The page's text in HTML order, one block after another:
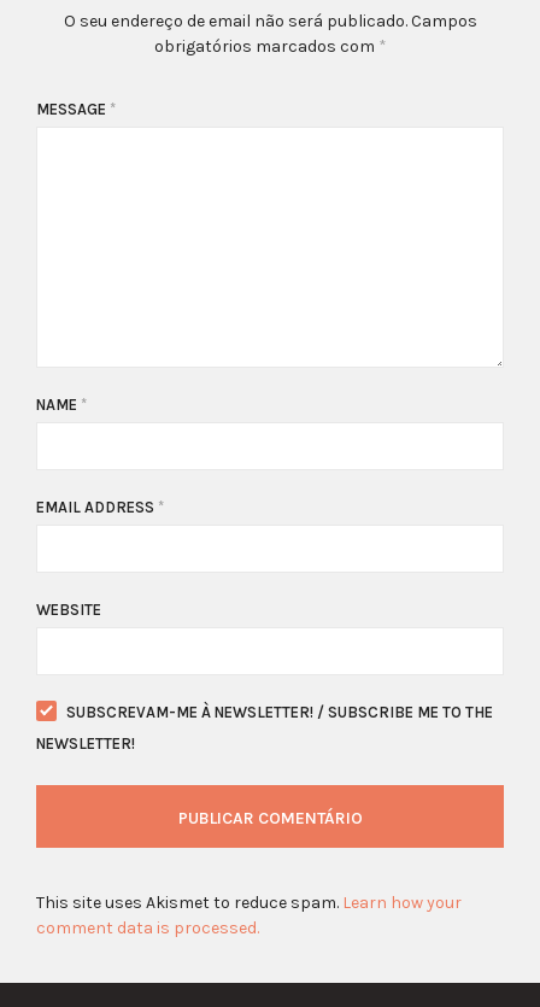
O seu endereço de email não será publicado. Campos
obrigatórios marcados com *
MESSAGE *
NAME *
EMAIL ADDRESS *
WEBSITE
SUBSCREVAM-ME À NEWSLETTER! / SUBSCRIBE ME TO THE
NEWSLETTER!
This site uses Akismet to reduce spam. Learn how your
comment data is processed.